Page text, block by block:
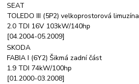
SEAT
TOLEDO III (5P2) velkoprostorová limuzína
2.0 TDI 16V 103kW/140hp
[04.2004-05.2009]
SKODA
FABIA I (6Y2) Šikmá zadní část
1.9 TDI 74kW/100hp
[01.2000-03.2008]